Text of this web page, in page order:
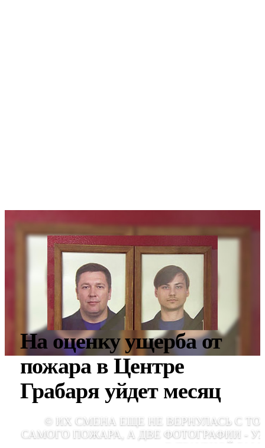
На оценку ущерба от
пожара в Центре
Грабаря уйдет месяц
© ИХ СМЕНА ЕЩЕ НЕ ВЕРНУЛАСЬ С
САМОГО ПОЖАРА, А ДВЕ ФОТОГРАФИИ -